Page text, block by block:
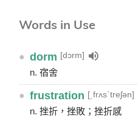
Words in Use
● dorm [dɔrm]
n. 宿舍
● frustration [͵frʌsˋtreʃən]
n. 挫折，挫敗；挫折感